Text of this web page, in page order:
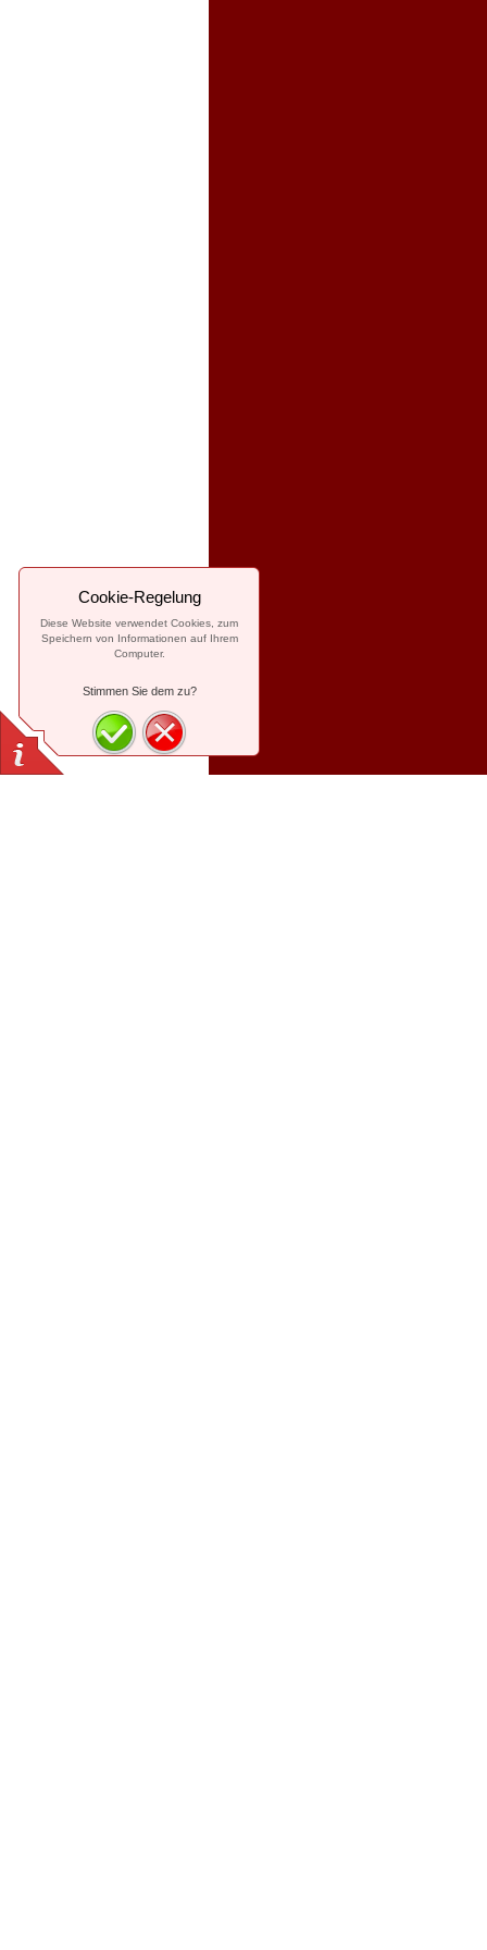
Cookie-Regelung
Diese Website verwendet Cookies, zum
Speichern von Informationen auf Ihrem
Computer.
Stimmen Sie dem zu?